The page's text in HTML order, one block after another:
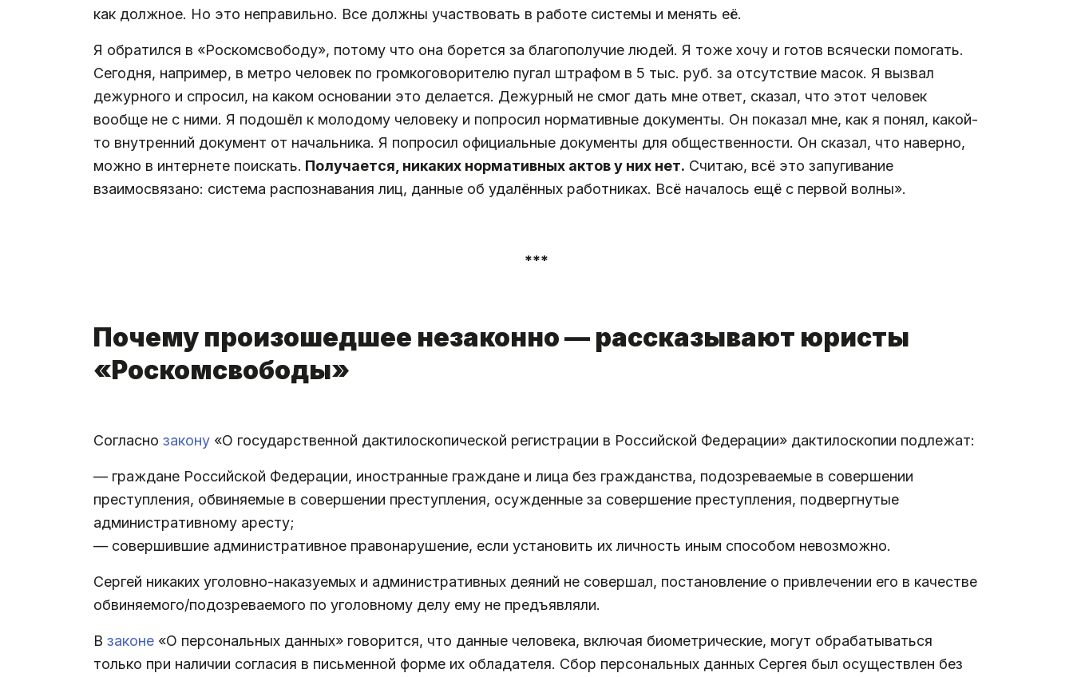
как должное. Но это неправильно. Все должны участвовать в работе системы и менять её.
Я обратился в «Роскомсвободу», потому что она борется за благополучие людей. Я тоже хочу и готов всячески помогать.
Сегодня, например, в метро человек по громкоговорителю пугал штрафом в 5 тыс. руб. за отсутствие масок. Я вызвал
дежурного и спросил, на каком основании это делается. Дежурный не смог дать мне ответ, сказал, что этот человек
вообще не с ними. Я подошёл к молодому человеку и попросил нормативные документы. Он показал мне, как я понял, какой-
то внутренний документ от начальника. Я попросил официальные документы для общественности. Он сказал, что наверно,
можно в интернете поискать. Получается, никаких нормативных актов у них нет. Считаю, всё это запугивание
взаимосвязано: система распознавания лиц, данные об удалённых работниках. Всё началось ещё с первой волны».
***
Почему произошедшее незаконно — рассказывают юристы
«Роскомсвободы»
Согласно закону «О государственной дактилоскопической регистрации в Российской Федерации» дактилоскопии подлежат:
— граждане Российской Федерации, иностранные граждане и лица без гражданства, подозреваемые в совершении
преступления, обвиняемые в совершении преступления, осужденные за совершение преступления, подвергнутые
административному аресту;
— совершившие административное правонарушение, если установить их личность иным способом невозможно.
Сергей никаких уголовно-наказуемых и административных деяний не совершал, постановление о привлечении его в качестве
обвиняемого/подозреваемого по уголовному делу ему не предъявляли.
В законе «О персональных данных» говорится, что данные человека, включая биометрические, могут обрабатываться
только при наличии согласия в письменной форме их обладателя. Сбор персональных данных Сергея был осуществлен без